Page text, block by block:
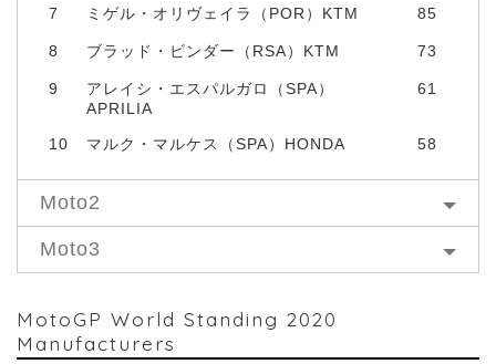
7 ミゲル・オリヴェイラ（POR）KTM 85
8 ブラッド・ビンダー（RSA）KTM 73
9
アレイシ・エスパルガロ（SPA）
APRILIA
61
10 マルク・マルケス（SPA）HONDA 58
Moto2
Moto3
MotoGP World Standing 2020
Manufacturers